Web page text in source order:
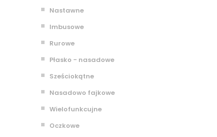
Nastawne
Imbusowe
Rurowe
Płasko - nasadowe
Sześciokątne
Nasadowo fajkowe
Wielofunkcujne
Oczkowe